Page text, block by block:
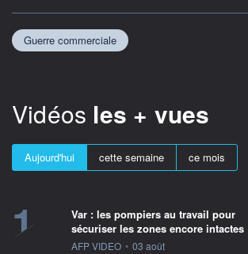
Guerre commerciale
Vidéos les + vues
Aujourd'hui cette semaine ce mois
1
Var : les pompiers au travail pour
sécuriser les zones encore intactes
information fournie par
AFP VIDEO • 03 août